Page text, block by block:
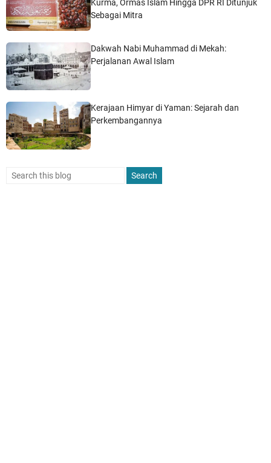
Kurma, Ormas Islam Hingga DPR RI Ditunjuk
Sebagai Mitra
Dakwah Nabi Muhammad di Mekah:
Perjalanan Awal Islam
Kerajaan Himyar di Yaman: Sejarah dan
Perkembangannya